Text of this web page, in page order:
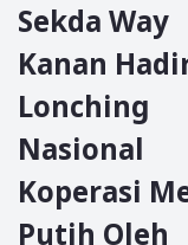
Sekda Way
Kanan
Lonching
Nasional
Koperasi
Putih Oleh